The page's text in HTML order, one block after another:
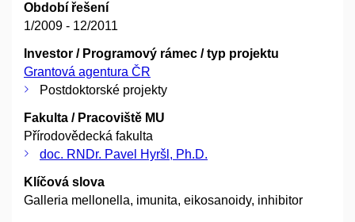
Období řešení
1/2009 - 12/2011
Investor / Programový rámec / typ projektu
Grantová agentura ČR
Postdoktorské projekty
Fakulta / Pracoviště MU
Přírodovědecká fakulta
doc. RNDr. Pavel Hyršl, Ph.D.
Klíčová slova
Galleria mellonella, imunita, eikosanoidy, inhibitor